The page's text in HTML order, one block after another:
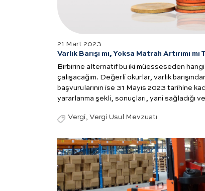
21 Mart 2023
Varlık Barışı mı, Yoksa Matrah Artırımı
Birbirine alternatif bu iki müesseseden
çalışacağım. Değerli okurlar, varlık
başvurularının ise 31 Mayıs 2023 tarihine
yararlanma şekli, sonuçları, yani sağladığı
Vergi, Vergi Usul Mevzuatı